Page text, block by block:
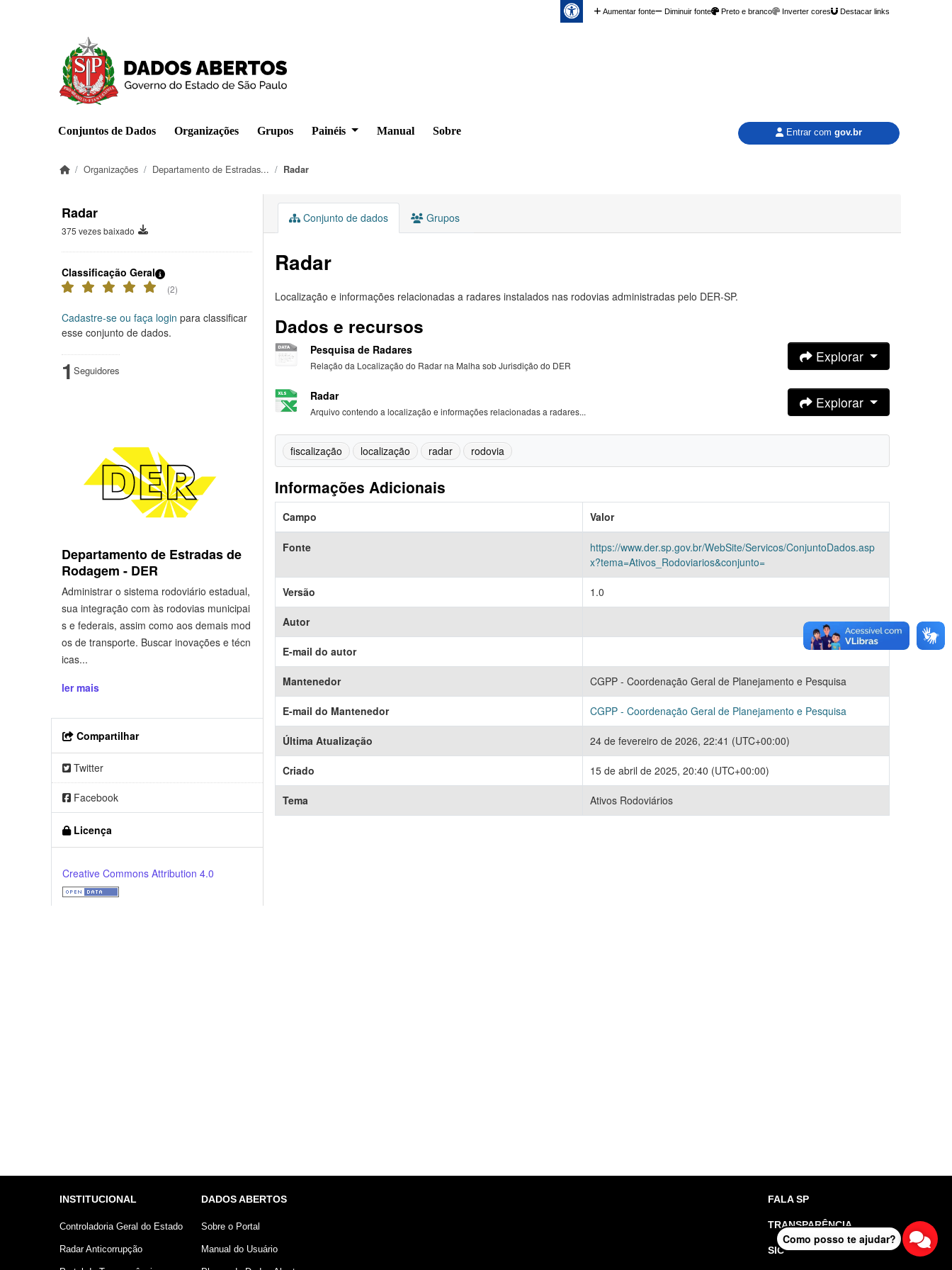
Aumentar fonte Diminuir fonte Preto e branco Inverter cores Destacar links
Conjuntos de Dados Organizações Grupos Painéis Manual Sobre Entrar com gov.br
Organizações Departamento de Estradas... Radar
Radar
375 vezes baixado
Classificação Geral
(2)
Cadastre-se ou faça login para classificar
esse conjunto de dados.
1 Seguidores
Departamento de Estradas de
Rodagem - DER
Administrar o sistema rodoviário estadual,
sua integração com às rodovias municipai
s e federais, assim como aos demais mod
os de transporte. Buscar inovações e técn
icas...
ler mais
Compartilhar
Twitter
Facebook
Licença
Creative Commons Attribution 4.0
Conjunto de dados Grupos
Radar
Localização e informações relacionadas a radares instalados nas rodovias administradas pelo DER-SP.
Dados e recursos
Pesquisa de Radares
Relação da Localização do Radar na Malha sob Jurisdição do DER
Explorar
Radar
Arquivo contendo a localização e informações relacionadas a radares...
Explorar
fiscalização localização radar rodovia
Informações Adicionais
Campo Valor
Fonte
https://www.der.sp.gov.br/WebSite/Servicos/ConjuntoDados.asp
x?tema=Ativos_Rodoviarios&conjunto=
Versão 1.0
Autor
E-mail do autor
Mantenedor CGPP - Coordenação Geral de Planejamento e Pesquisa
E-mail do Mantenedor CGPP - Coordenação Geral de Planejamento e Pesquisa
Última Atualização 24 de fevereiro de 2026, 22:41 (UTC+00:00)
Criado 15 de abril de 2025, 20:40 (UTC+00:00)
Tema Ativos Rodoviários
INSTITUCIONAL
Controladoria Geral do Estado
Radar Anticorrupção
DADOS ABERTOS
Sobre o Portal
Manual do Usuário
FALA SP
TRANSPARÊNCIA
SIC
Como posso te ajudar?